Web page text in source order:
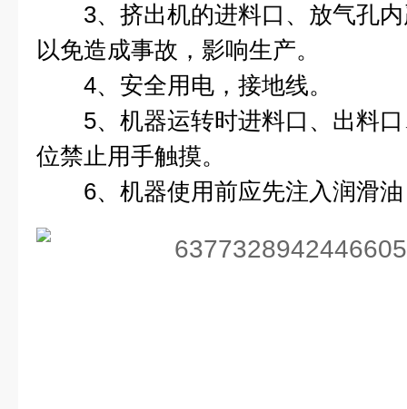
3、挤出机的进料口、放气孔内
以免造成事故，影响生产。
4、安全用电，接地线。
5、机器运转时进料口、出料口
位禁止用手触摸。
6、机器使用前应先注入润滑油